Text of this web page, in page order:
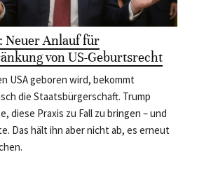
Neuer Anlauf für
von US-Geburtsrecht
USA geboren wird, bekommt
die Staatsbürgerschaft. Trump
diese Praxis zu Fall zu bringen – und
Das hält ihn aber nicht ab, es erneut